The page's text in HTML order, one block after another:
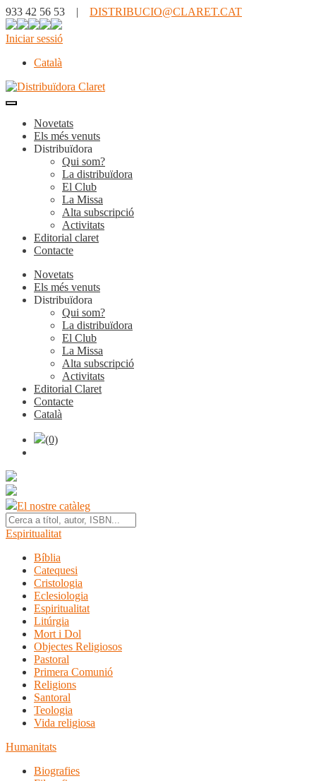
933 42 56 53 | DISTRIBUCIO@CLARET.CAT
Iniciar sessió
Català
Novetats
Els més venuts
Distribuïdora
Qui som?
La distribuïdora
El Club
La Missa
Alta subscripció
Activitats
Editorial claret
Contacte
Novetats
Els més venuts
Distribuïdora
Qui som?
La distribuïdora
El Club
La Missa
Alta subscripció
Activitats
Editorial Claret
Contacte
Català
(0)
El nostre catàleg
Espiritualitat
Bíblia
Catequesi
Cristologia
Eclesiologia
Espiritualitat
Litúrgia
Mort i Dol
Objectes Religiosos
Pastoral
Primera Comunió
Religions
Santoral
Teologia
Vida religiosa
Humanitats
Biografies